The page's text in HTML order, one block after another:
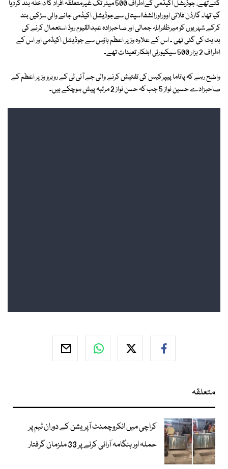
گئےتھے، جوڈیشل اکیڈمی کےاطراف 500 میٹر تک غیرمتعلقہ افراد کا داخلہ بند کردیا
گیا تھا۔ گارڈن فلائی اووراورالشفااسپتال سےجوڈیشل اکیڈمی جانے والی سڑکیں بند
کرکے شہریوں کو میرظفراللہ جمالی اور صاحبزادہ عبدالقیوم روڈ استعمال کرنے کی
ہدایت کی گئی تھی ۔ اس کے علاوہ وزیر اعظم ہاؤس سے جوڈیشل اکیڈمی اور اس کے
اطراف 2 ہزار 500 سیکیورٹی اہلکار تعینات تھے۔
واضح رہے کہ پاناما پیپرکیس کی تفتیش کرنے والی جے آئی ٹی کے روبرو وزیر اعظم کے
صاحبزادے حسین نواز 5 جب کہ حسن نواز 2 مرتبہ پیش ہوچکے ہیں۔
متعلقہ
کراچی میں انکروچمنٹ آپریشن کے دوران ٹیم پر
حملہ اور ہنگامہ آرائی کرنے پر 33 ملزمان گرفتار